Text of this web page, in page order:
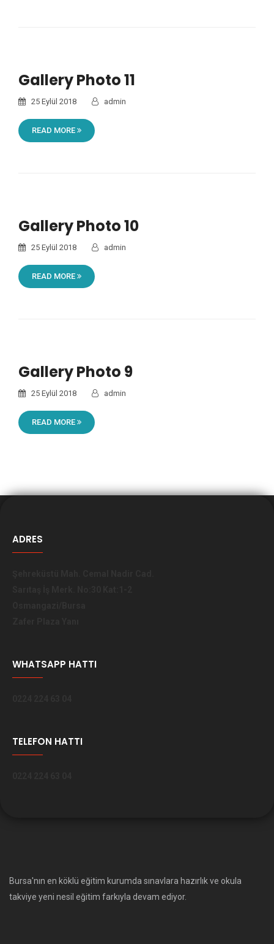
Gallery Photo 11
25 Eylül 2018 admin
READ MORE
Gallery Photo 10
25 Eylül 2018 admin
READ MORE
Gallery Photo 9
25 Eylül 2018 admin
READ MORE
ADRES
WHATSAPP HATTI
TELEFON HATTI
Bursa'nın en köklü eğitim kurumda sınavlara hazırlık ve okula
takviye yeni nesil eğitim farkıyla devam ediyor.